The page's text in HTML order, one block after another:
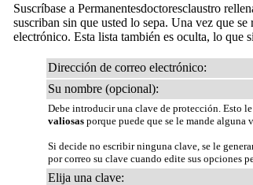
Suscríbase a Permanentesdoctoresclaustro
suscriban sin que usted lo sepa. Una vez que
electrónico. Esta lista también es oculta, lo que
Dirección de correo electrónico:
Su nombre (opcional):
Debe introducir una clave de protección. Esto
valiosas porque puede que se le mande
Si decide no escribir ninguna clave, se le
por correo su clave cuando edite sus opciones
Elija una clave: